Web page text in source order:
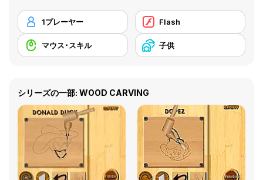
1プレーヤー Flash
マウス･スキル 子供
シリーズの一部: WOOD CARVING